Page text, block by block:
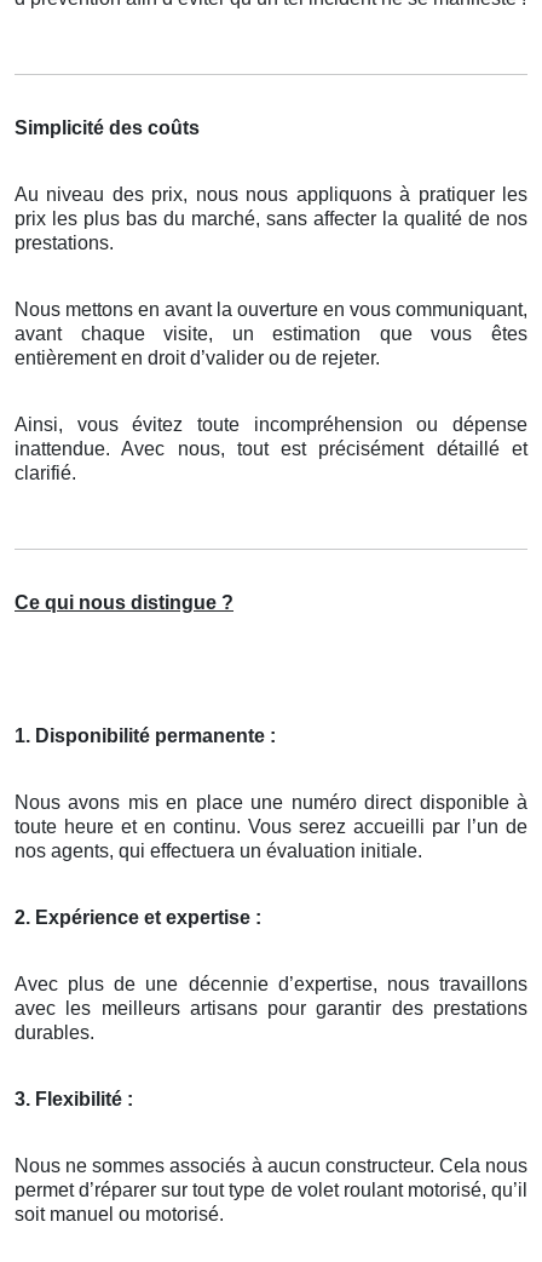
Simplicité des coûts
Au niveau des prix, nous nous appliquons à pratiquer les
prix les plus bas du marché, sans affecter la qualité de nos
prestations.
Nous mettons en avant la ouverture en vous communiquant,
avant chaque visite, un estimation que vous êtes
entièrement en droit d’valider ou de rejeter.
Ainsi, vous évitez toute incompréhension ou dépense
inattendue. Avec nous, tout est précisément détaillé et
clarifié.
Ce qui nous distingue ?
1. Disponibilité permanente :
Nous avons mis en place une numéro direct disponible à
toute heure et en continu. Vous serez accueilli par l’un de
nos agents, qui effectuera un évaluation initiale.
2. Expérience et expertise :
Avec plus de une décennie d’expertise, nous travaillons
avec les meilleurs artisans pour garantir des prestations
durables.
3. Flexibilité :
Nous ne sommes associés à aucun constructeur. Cela nous
permet d’réparer sur tout type de volet roulant motorisé, qu’il
soit manuel ou motorisé.